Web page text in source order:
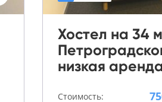
Хостел на 34
низкая
Стоимость: